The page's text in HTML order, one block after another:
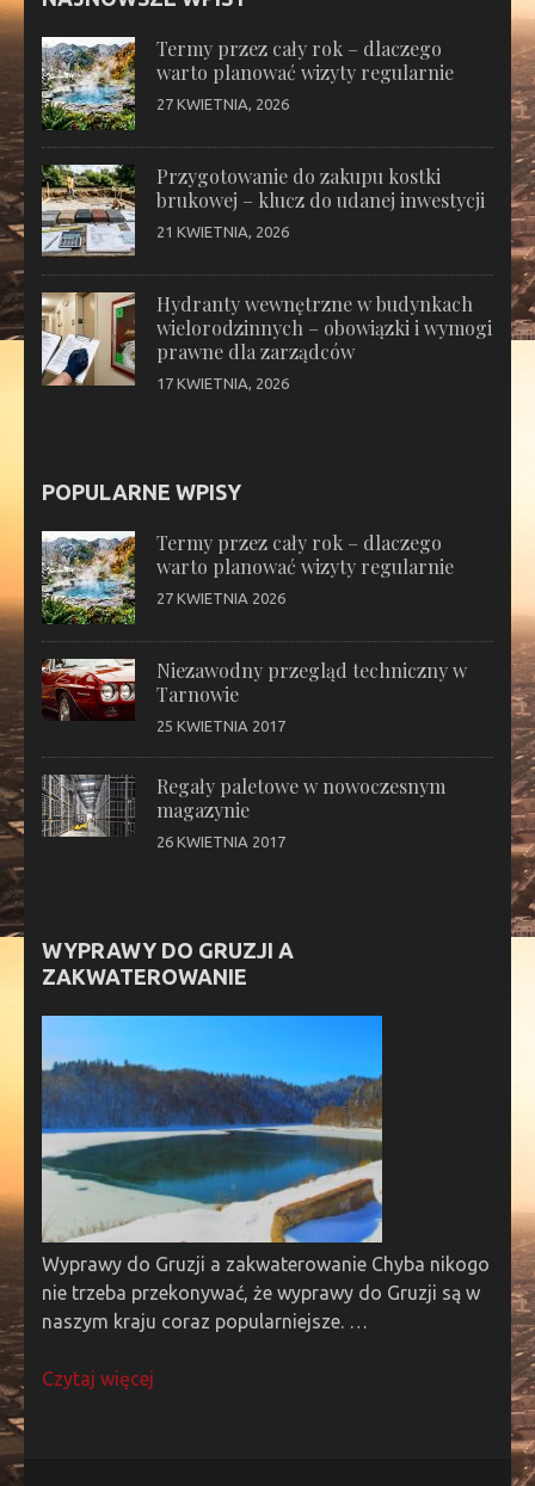
Termy przez cały rok – dlaczego
warto planować wizyty regularnie
27 KWIETNIA, 2026
Przygotowanie do zakupu kostki
brukowej – klucz do udanej inwestycji
21 KWIETNIA, 2026
Hydranty wewnętrzne w budynkach
wielorodzinnych – obowiązki i wymogi
prawne dla zarządców
17 KWIETNIA, 2026
POPULARNE WPISY
Termy przez cały rok – dlaczego
warto planować wizyty regularnie
27 KWIETNIA 2026
Niezawodny przegląd techniczny w
Tarnowie
25 KWIETNIA 2017
Regały paletowe w nowoczesnym
magazynie
26 KWIETNIA 2017
WYPRAWY DO GRUZJI A
ZAKWATEROWANIE
Wyprawy do Gruzji a zakwaterowanie Chyba nikogo
nie trzeba przekonywać, że wyprawy do Gruzji są w
naszym kraju coraz popularniejsze. …
Czytaj więcej